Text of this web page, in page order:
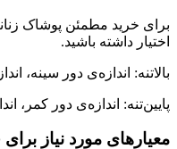
برای خرید مطمئن پوشاک
اختیار داشته باشید.
بالاتنه: اندازه‌‌ی دور سینه،
پایین‌تنه: اندازه‌ی دور کمر،
معیارهای مورد نیاز